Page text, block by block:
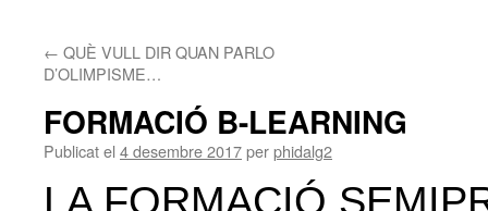
← QUÈ VULL DIR QUAN PARLO
D’OLIMPISME…
FORMACIÓ B-LEARNING
Publicat el 4 desembre 2017perphidalg2